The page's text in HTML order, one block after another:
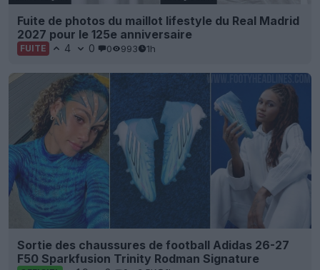
Fuite de photos du maillot lifestyle du Real Madrid
2027 pour le 125e anniversaire
FUITE 4 0 0 993 1h
Sortie des chaussures de football Adidas 26-27
F50 Sparkfusion Trinity Rodman Signature